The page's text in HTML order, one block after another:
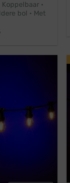
·
bol · Met